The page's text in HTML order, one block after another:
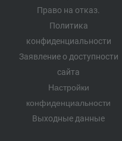
Право на отказ.
Политика
конфиденциальности
Заявление о доступности
сайта
Настройки
конфиденциальности
Выходные данные